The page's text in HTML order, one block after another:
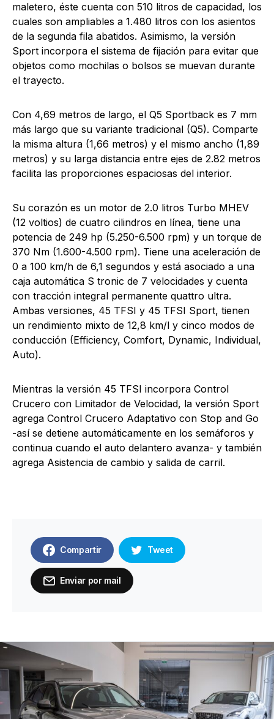
maletero, éste cuenta con 510 litros de capacidad, los
cuales son ampliables a 1.480 litros con los asientos
de la segunda fila abatidos. Asimismo, la versión
Sport incorpora el sistema de fijación para evitar que
objetos como mochilas o bolsos se muevan durante
el trayecto.
Con 4,69 metros de largo, el Q5 Sportback es 7 mm
más largo que su variante tradicional (Q5). Comparte
la misma altura (1,66 metros) y el mismo ancho (1,89
metros) y su larga distancia entre ejes de 2.82 metros
facilita las proporciones espaciosas del interior.
Su corazón es un motor de 2.0 litros Turbo MHEV
(12 voltios) de cuatro cilindros en línea, tiene una
potencia de 249 hp (5.250-6.500 rpm) y un torque de
370 Nm (1.600-4.500 rpm). Tiene una aceleración de
0 a 100 km/h de 6,1 segundos y está asociado a una
caja automática S tronic de 7 velocidades y cuenta
con tracción integral permanente quattro ultra.
Ambas versiones, 45 TFSI y 45 TFSI Sport, tienen
un rendimiento mixto de 12,8 km/l y cinco modos de
conducción (Efficiency, Comfort, Dynamic, Individual,
Auto).
Mientras la versión 45 TFSI incorpora Control
Crucero con Limitador de Velocidad, la versión Sport
agrega Control Crucero Adaptativo con Stop and Go
-así se detiene automáticamente en los semáforos y
continua cuando el auto delantero avanza- y también
agrega Asistencia de cambio y salida de carril.
Compartir Tweet
Enviar por mail